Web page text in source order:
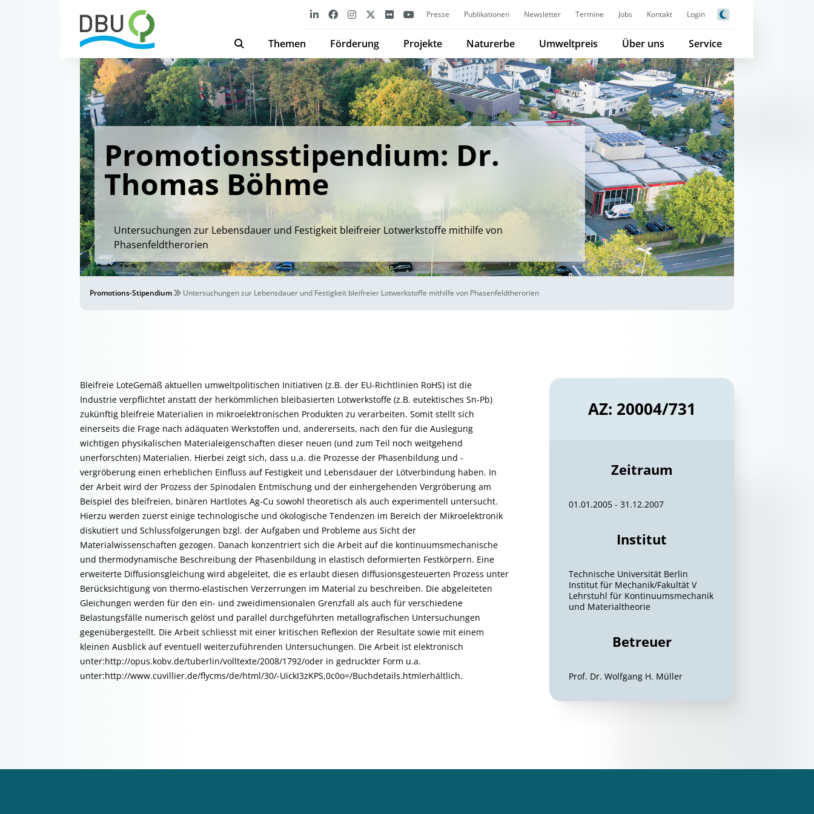
Presse Publikationen Newsletter Termine Jobs Kontakt Login
Themen Förderung Projekte Naturerbe Umweltpreis Über uns Service
Promotionsstipendium: Dr.
Thomas Böhme
Untersuchungen zur Lebensdauer und Festigkeit bleifreier Lotwerkstoffe mithilfe von
Phasenfeldtherorien
Promotions-Stipendium Untersuchungen zur Lebensdauer und Festigkeit bleifreier Lotwerkstoffe mithilfe von Phasenfeldtherorien
Bleifreie LoteGemäß aktuellen umweltpolitischen Initiativen (z.B. der EU-Richtlinien RoHS) ist die
Industrie verpflichtet anstatt der herkömmlichen bleibasierten Lotwerkstoffe (z.B. eutektisches Sn-Pb)
zukünftig bleifreie Materialien in mikroelektronischen Produkten zu verarbeiten. Somit stellt sich
einerseits die Frage nach adäquaten Werkstoffen und, andererseits, nach den für die Auslegung
wichtigen physikalischen Materialeigenschaften dieser neuen (und zum Teil noch weitgehend
unerforschten) Materialien. Hierbei zeigt sich, dass u.a. die Prozesse der Phasenbildung und -
vergröberung einen erheblichen Einfluss auf Festigkeit und Lebensdauer der Lötverbindung haben. In
der Arbeit wird der Prozess der Spinodalen Entmischung und der einhergehenden Vergröberung am
Beispiel des bleifreien, binären Hartlotes Ag-Cu sowohl theoretisch als auch experimentell untersucht.
Hierzu werden zuerst einige technologische und ökologische Tendenzen im Bereich der Mikroelektronik
diskutiert und Schlussfolgerungen bzgl. der Aufgaben und Probleme aus Sicht der
Materialwissenschaften gezogen. Danach konzentriert sich die Arbeit auf die kontinuumsmechanische
und thermodynamische Beschreibung der Phasenbildung in elastisch deformierten Festkörpern. Eine
erweiterte Diffusionsgleichung wird abgeleitet, die es erlaubt diesen diffusionsgesteuerten Prozess unter
Berücksichtigung von thermo-elastischen Verzerrungen im Material zu beschreiben. Die abgeleiteten
Gleichungen werden für den ein- und zweidimensionalen Grenzfall als auch für verschiedene
Belastungsfälle numerisch gelöst und parallel durchgeführten metallografischen Untersuchungen
gegenübergestellt. Die Arbeit schliesst mit einer kritischen Reflexion der Resultate sowie mit einem
kleinen Ausblick auf eventuell weiterzuführenden Untersuchungen. Die Arbeit ist elektronisch
unter:http://opus.kobv.de/tuberlin/volltexte/2008/1792/oder in gedruckter Form u.a.
unter:http://www.cuvillier.de/flycms/de/html/30/-UickI3zKPS,0c0o=/Buchdetails.htmlerhältlich.
AZ: 20004/731
Zeitraum
01.01.2005 - 31.12.2007
Institut
Technische Universität Berlin
Institut für Mechanik/Fakultät V
Lehrstuhl für Kontinuumsmechanik
und Materialtheorie
Betreuer
Prof. Dr. Wolfgang H. Müller